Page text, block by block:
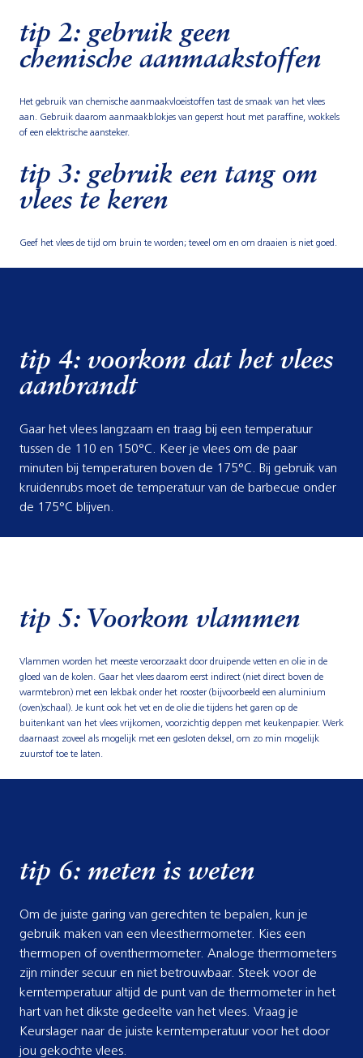
tip 2: gebruik geen
chemische aanmaakstoffen
Het gebruik van chemische aanmaakvloeistoffen tast de smaak van het vlees
aan. Gebruik daarom aanmaakblokjes van geperst hout met paraffine, wokkels
of een elektrische aansteker.
tip 3: gebruik een tang om
vlees te keren
Geef het vlees de tijd om bruin te worden; teveel om en om draaien is niet goed.
tip 4: voorkom dat het vlees
aanbrandt
Gaar het vlees langzaam en traag bij een temperatuur
tussen de 110 en 150°C. Keer je vlees om de paar
minuten bij temperaturen boven de 175°C. Bij gebruik van
kruidenrubs moet de temperatuur van de barbecue onder
de 175°C blijven.
tip 5: Voorkom vlammen
Vlammen worden het meeste veroorzaakt door druipende vetten en olie in de
gloed van de kolen. Gaar het vlees daarom eerst indirect (niet direct boven de
warmtebron) met een lekbak onder het rooster (bijvoorbeeld een aluminium
(oven)schaal). Je kunt ook het vet en de olie die tijdens het garen op de
buitenkant van het vlees vrijkomen, voorzichtig deppen met keukenpapier. Werk
daarnaast zoveel als mogelijk met een gesloten deksel, om zo min mogelijk
zuurstof toe te laten.
tip 6: meten is weten
Om de juiste garing van gerechten te bepalen, kun je
gebruik maken van een vleesthermometer. Kies een
thermopen of oventhermometer. Analoge thermometers
zijn minder secuur en niet betrouwbaar. Steek voor de
kerntemperatuur altijd de punt van de thermometer in het
hart van het dikste gedeelte van het vlees. Vraag je
Keurslager naar de juiste kerntemperatuur voor het door
jou gekochte vlees.